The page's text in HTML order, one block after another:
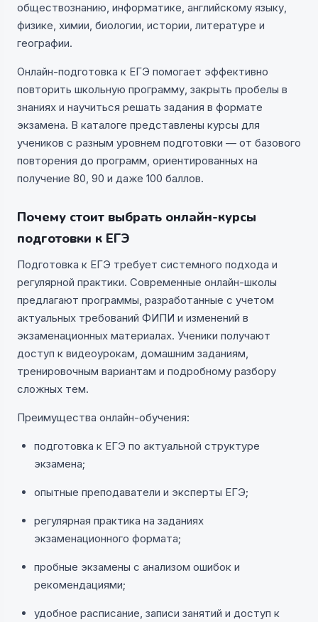
обществознанию, информатике, английскому языку,
физике, химии, биологии, истории, литературе и
географии.
Онлайн-подготовка к ЕГЭ помогает эффективно
повторить школьную программу, закрыть пробелы в
знаниях и научиться решать задания в формате
экзамена. В каталоге представлены курсы для
учеников с разным уровнем подготовки — от базового
повторения до программ, ориентированных на
получение 80, 90 и даже 100 баллов.
Почему стоит выбрать онлайн-курсы
подготовки к ЕГЭ
Подготовка к ЕГЭ требует системного подхода и
регулярной практики. Современные онлайн-школы
предлагают программы, разработанные с учетом
актуальных требований ФИПИ и изменений в
экзаменационных материалах. Ученики получают
доступ к видеоурокам, домашним заданиям,
тренировочным вариантам и подробному разбору
сложных тем.
Преимущества онлайн-обучения:
подготовка к ЕГЭ по актуальной структуре
экзамена;
опытные преподаватели и эксперты ЕГЭ;
регулярная практика на заданиях
экзаменационного формата;
пробные экзамены с анализом ошибок и
рекомендациями;
удобное расписание, записи занятий и доступ к